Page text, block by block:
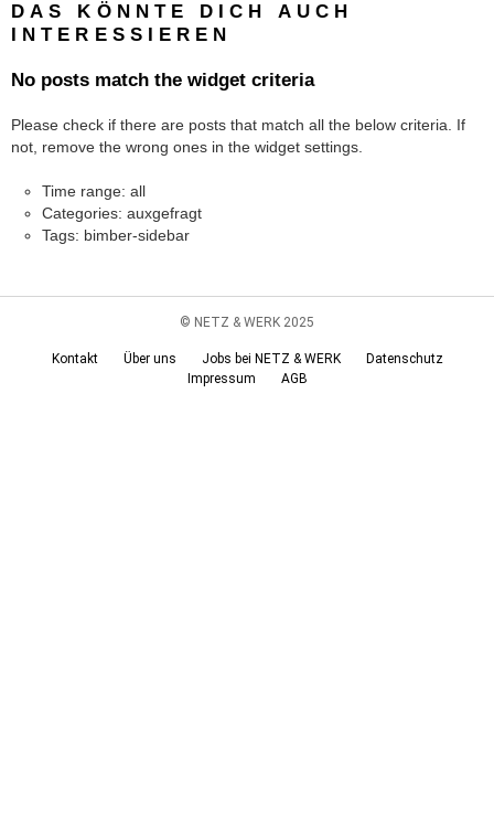
DAS KÖNNTE DICH AUCH
INTERESSIEREN
No posts match the widget criteria
Please check if there are posts that match all the below criteria. If
not, remove the wrong ones in the widget settings.
Time range: all
Categories: auxgefragt
Tags: bimber-sidebar
© NETZ & WERK 2025
Kontakt Über uns Jobs bei NETZ & WERK
Datenschutz
Impressum
AGB